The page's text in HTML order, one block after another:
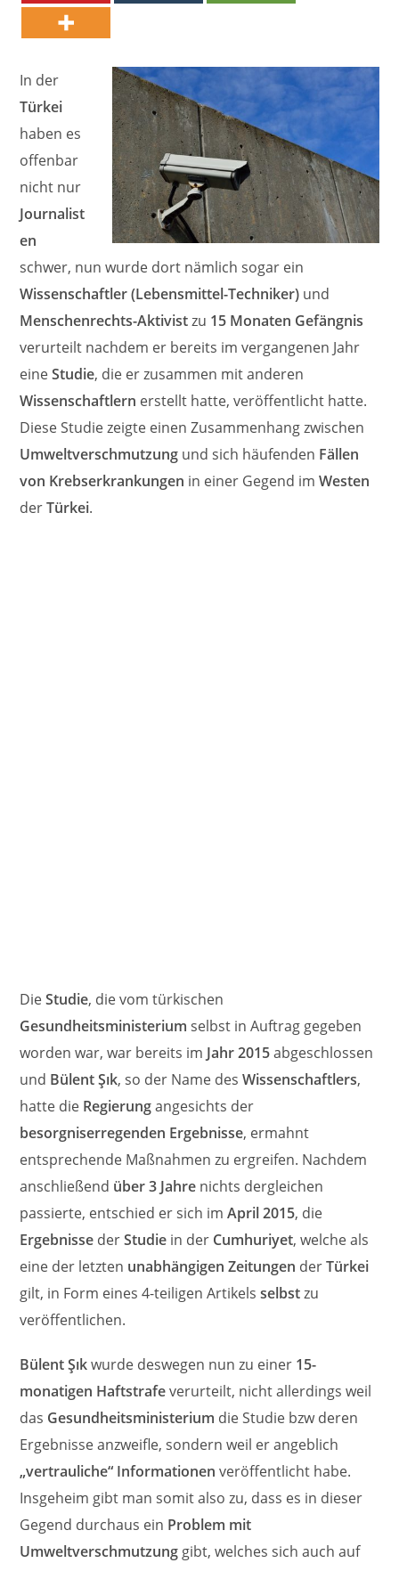
In der
Türkei
haben es
offenbar
nicht nur
Journalist
en
schwer, nun wurde dort nämlich sogar ein
Wissenschaftler (Lebensmittel-Techniker) und
Menschenrechts-Aktivistzu 15 Monaten Gefängnis
verurteilt nachdem er bereits im vergangenen Jahr
eineStudie, die er zusammen mit anderen
Wissenschaftlern erstellt hatte, veröffentlicht hatte.
Diese Studie zeigte einen Zusammenhang zwischen
Umweltverschmutzung und sich häufenden Fällen
von Krebserkrankungen in einer Gegend imWesten
derTürkei.
DieStudie, die vom türkischen
Gesundheitsministeriumselbst in Auftrag gegeben
worden war, war bereits im Jahr 2015abgeschlossen
und Bülent Şık, so der Name desWissenschaftlers,
hatte die Regierungangesichts der
besorgniserregenden Ergebnisse, ermahnt
entsprechende Maßnahmen zu ergreifen. Nachdem
anschließend über 3 Jahre nichts dergleichen
passierte, entschied er sich imApril 2015, die
Ergebnisse derStudie in der Cumhuriyet, welche als
eine der letzten unabhängigen Zeitungen derTürkei
gilt, in Form eines 4-teiligen Artikelsselbstzu
veröffentlichen.
Bülent Şıkwurde deswegen nun zu einer 15-
monatigen Haftstrafeverurteilt, nicht allerdings weil
das Gesundheitsministerium die Studie bzw deren
Ergebnisse anzweifle, sondern weil er angeblich
„vertrauliche“ Informationen veröffentlicht habe.
Insgeheim gibt man somit also zu, dass es in dieser
Gegend durchaus ein Problem mit
Umweltverschmutzung gibt, welches sich auch auf